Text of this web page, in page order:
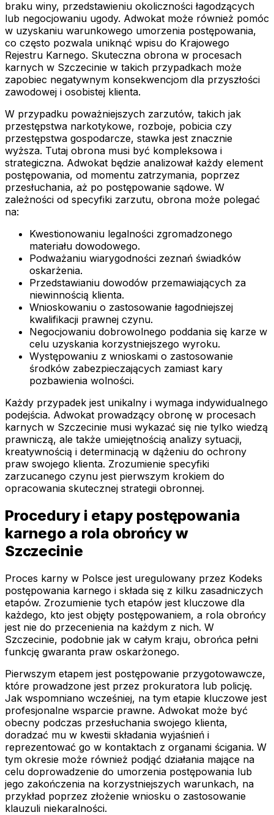
braku winy, przedstawieniu okoliczności łagodzących
lub negocjowaniu ugody. Adwokat może również pomóc
w uzyskaniu warunkowego umorzenia postępowania,
co często pozwala uniknąć wpisu do Krajowego
Rejestru Karnego. Skuteczna obrona w procesach
karnych w Szczecinie w takich przypadkach może
zapobiec negatywnym konsekwencjom dla przyszłości
zawodowej i osobistej klienta.
W przypadku poważniejszych zarzutów, takich jak
przestępstwa narkotykowe, rozboje, pobicia czy
przestępstwa gospodarcze, stawka jest znacznie
wyższa. Tutaj obrona musi być kompleksowa i
strategiczna. Adwokat będzie analizował każdy element
postępowania, od momentu zatrzymania, poprzez
przesłuchania, aż po postępowanie sądowe. W
zależności od specyfiki zarzutu, obrona może polegać
na:
Kwestionowaniu legalności zgromadzonego
materiału dowodowego.
Podważaniu wiarygodności zeznań świadków
oskarżenia.
Przedstawianiu dowodów przemawiających za
niewinnością klienta.
Wnioskowaniu o zastosowanie łagodniejszej
kwalifikacji prawnej czynu.
Negocjowaniu dobrowolnego poddania się karze w
celu uzyskania korzystniejszego wyroku.
Występowaniu z wnioskami o zastosowanie
środków zabezpieczających zamiast kary
pozbawienia wolności.
Każdy przypadek jest unikalny i wymaga indywidualnego
podejścia. Adwokat prowadzący obronę w procesach
karnych w Szczecinie musi wykazać się nie tylko wiedzą
prawniczą, ale także umiejętnością analizy sytuacji,
kreatywnością i determinacją w dążeniu do ochrony
praw swojego klienta. Zrozumienie specyfiki
zarzucanego czynu jest pierwszym krokiem do
opracowania skutecznej strategii obronnej.
Procedury i etapy postępowania
karnego a rola obrońcy w
Szczecinie
Proces karny w Polsce jest uregulowany przez Kodeks
postępowania karnego i składa się z kilku zasadniczych
etapów. Zrozumienie tych etapów jest kluczowe dla
każdego, kto jest objęty postępowaniem, a rola obrońcy
jest nie do przecenienia na każdym z nich. W
Szczecinie, podobnie jak w całym kraju, obrońca pełni
funkcję gwaranta praw oskarżonego.
Pierwszym etapem jest postępowanie przygotowawcze,
które prowadzone jest przez prokuratora lub policję.
Jak wspomniano wcześniej, na tym etapie kluczowe jest
profesjonalne wsparcie prawne. Adwokat może być
obecny podczas przesłuchania swojego klienta,
doradzać mu w kwestii składania wyjaśnień i
reprezentować go w kontaktach z organami ścigania. W
tym okresie może również podjąć działania mające na
celu doprowadzenie do umorzenia postępowania lub
jego zakończenia na korzystniejszych warunkach, na
przykład poprzez złożenie wniosku o zastosowanie
klauzuli niekaralności.